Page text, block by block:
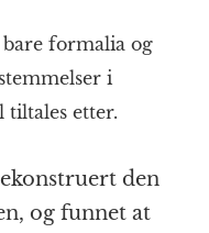
formalia og
i
tiltales etter.
den
og funnet at